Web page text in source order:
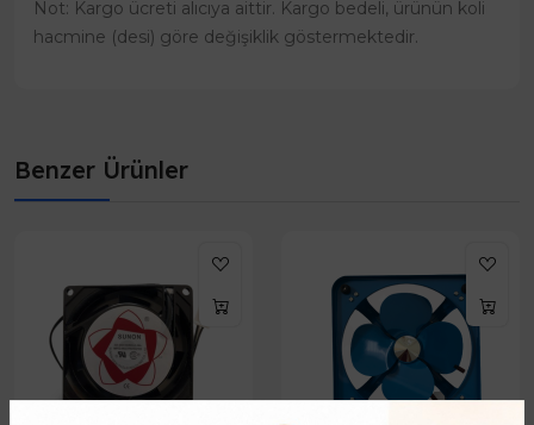
Not: Kargo ücreti alıcıya aittir. Kargo bedeli, ürünün koli
hacmine (desi) göre değişiklik göstermektedir.
Benzer Ürünler